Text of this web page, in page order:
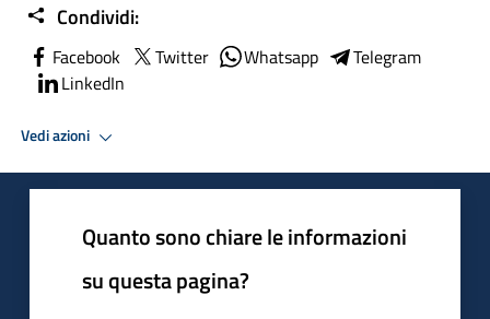
Condividi:
Facebook Twitter Whatsapp
Telegram
LinkedIn
Vedi azioni
Quanto sono chiare le informazioni
su questa pagina?